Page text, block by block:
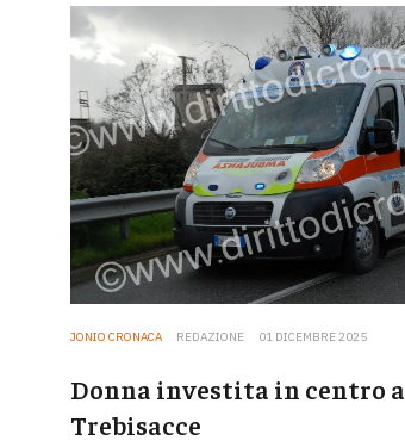
JONIO CRONACA REDAZIONE 01 DICEMBRE 2025
Donna investita in centro a
Trebisacce